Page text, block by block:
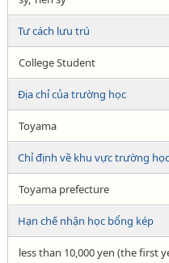
Tư cách lưu trú
College Student
Địa chỉ của trường học
Toyama
Chỉ định về khu vực trường học
Toyama prefecture
Hạn chế nhận học bổng kép
less than 10,000 yen (the first